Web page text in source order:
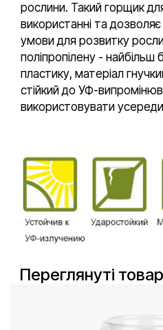
рослини. Такий горщик
використанні та
умови для розвитку
поліпропілену - найбільш
пластику, матеріал
стійкий до УФ-
використовувати
Переглянуті